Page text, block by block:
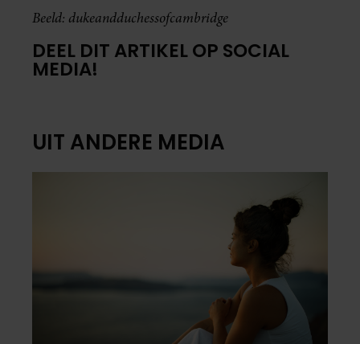
Beeld: dukeandduchessofcambridge
DEEL DIT ARTIKEL OP SOCIAL
MEDIA!
UIT ANDERE MEDIA